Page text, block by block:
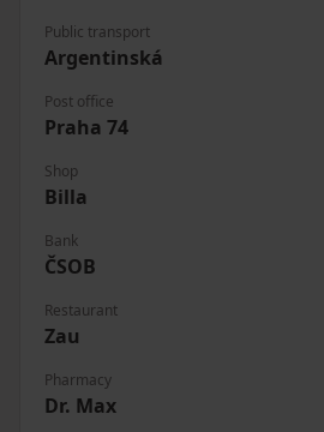
Public transport
Argentinská
Post office
Praha 74
Shop
Billa
Bank
ČSOB
Restaurant
Zau
Pharmacy
Dr. Max